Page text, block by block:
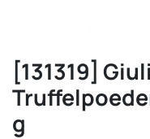
[131319]
g